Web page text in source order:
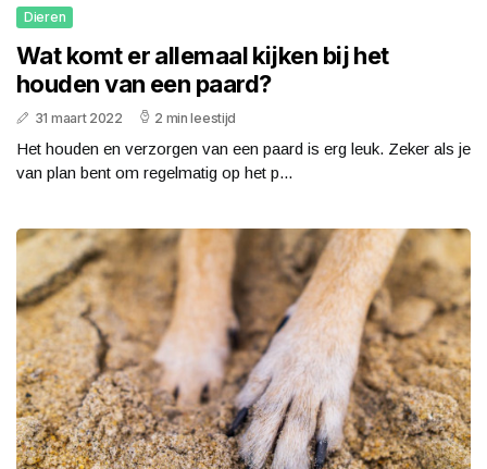
Dieren
Wat komt er allemaal kijken bij het
houden van een paard?
31 maart 2022 2 min leestijd
Het houden en verzorgen van een paard is erg leuk. Zeker als je
van plan bent om regelmatig op het p...